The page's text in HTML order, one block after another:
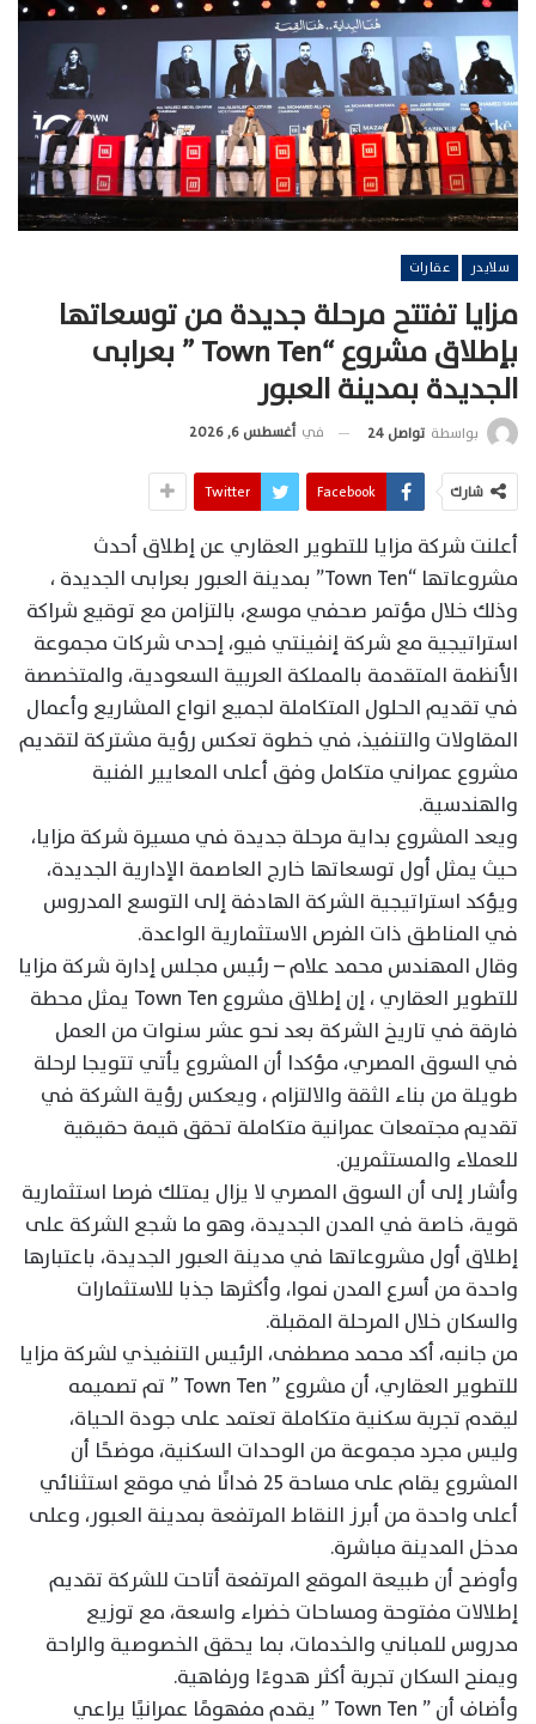
سلايدر عقارات
مزايا تفتتح مرحلة جديدة من توسعاتها
بإطلاق مشروع “Town Ten ” بعرابى
الجديدة بمدينة العبور
بواسطة تواصل 24 في أغسطس 6, 2026
شارك Facebook
Twitter
أعلنت شركة مزايا للتطوير العقاري عن إطلاق أحدث
مشروعاتها “Town Ten” بمدينة العبور بعرابى الجديدة ،
وذلك خلال مؤتمر صحفي موسع، بالتزامن مع توقيع شراكة
استراتيجية مع شركة إنفينتي فيو، إحدى شركات مجموعة
الأنظمة المتقدمة بالمملكة العربية السعودية، والمتخصصة
في تقديم الحلول المتكاملة لجميع انواع المشاريع وأعمال
المقاولات والتنفيذ، في خطوة تعكس رؤية مشتركة لتقديم
مشروع عمراني متكامل وفق أعلى المعايير الفنية
والهندسية.
ويعد المشروع بداية مرحلة جديدة في مسيرة شركة مزايا،
حيث يمثل أول توسعاتها خارج العاصمة الإدارية الجديدة،
ويؤكد استراتيجية الشركة الهادفة إلى التوسع المدروس
في المناطق ذات الفرص الاستثمارية الواعدة.
وقال المهندس محمد علام – رئيس مجلس إدارة شركة مزايا
للتطوير العقاري ، إن إطلاق مشروع Town Ten يمثل محطة
فارقة في تاريخ الشركة بعد نحو عشر سنوات من العمل
في السوق المصري، مؤكدا أن المشروع يأتي تتويجا لرحلة
طويلة من بناء الثقة والالتزام ، ويعكس رؤية الشركة في
تقديم مجتمعات عمرانية متكاملة تحقق قيمة حقيقية
للعملاء والمستثمرين.
وأشار إلى أن السوق المصري لا يزال يمتلك فرصا استثمارية
قوية، خاصة في المدن الجديدة، وهو ما شجع الشركة على
إطلاق أول مشروعاتها في مدينة العبور الجديدة، باعتبارها
واحدة من أسرع المدن نموا، وأكثرها جذبا للاستثمارات
والسكان خلال المرحلة المقبلة.
من جانبه، أكد محمد مصطفى، الرئيس التنفيذي لشركة مزايا
للتطوير العقاري، أن مشروع ” Town Ten ” تم تصميمه
ليقدم تجربة سكنية متكاملة تعتمد على جودة الحياة،
وليس مجرد مجموعة من الوحدات السكنية، موضحًا أن
المشروع يقام على مساحة 25 فدانًا في موقع استثنائي
أعلى واحدة من أبرز النقاط المرتفعة بمدينة العبور، وعلى
مدخل المدينة مباشرة.
وأوضح أن طبيعة الموقع المرتفعة أتاحت للشركة تقديم
إطلالات مفتوحة ومساحات خضراء واسعة، مع توزيع
مدروس للمباني والخدمات، بما يحقق الخصوصية والراحة
ويمنح السكان تجربة أكثر هدوءًا ورفاهية.
وأضاف أن ” Town Ten ” يقدم مفهومًا عمرانيًا يراعي